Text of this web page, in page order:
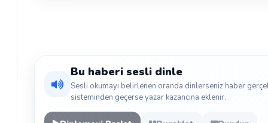
Bu haberi sesli dinle
Sesli okumayı belirlenen oranda dinlerseniz haber
sisteminden geçerse yazar kazancına eklenir.